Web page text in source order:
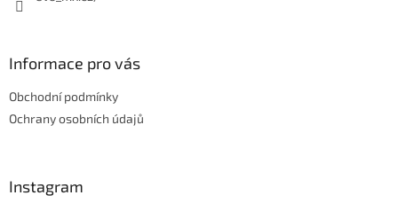
Informace pro vás
Obchodní podmínky
Ochrany osobních údajů
Instagram